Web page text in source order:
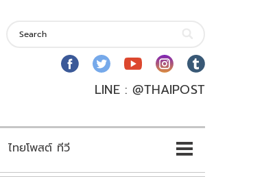
LINE : @THAIPOST
ไทยโพสต์ ทีวี